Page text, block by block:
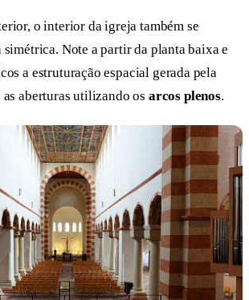
o interior da igreja também se
simétrica. Note a partir da planta baixa e
a estruturação espacial gerada pela
as aberturas utilizando os arcos plenos.